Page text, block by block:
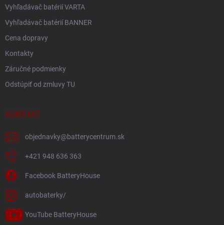
Vyhľadávač batérií VARTA
Vyhľadávač batérií BANNER
Cena dopravy
Kontakty
Záručné podmienky
Odstúpiť od zmluvy TU
KONTAKT
objednavky@batterycentrum.sk
+421 948 636 363
Facebook BatteryHouse
autobaterky/
YouTube BatteryHouse